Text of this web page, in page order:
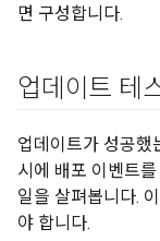
면 구성합니다.
업데이트 테
업데이트가 성공했
시에 배포 이벤트
일을 살펴봅니다.
야 합니다.